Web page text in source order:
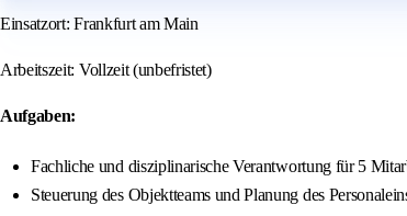
Einsatzort: Frankfurt am Main
Arbeitszeit: Vollzeit (unbefristet)
Aufgaben:
Fachliche und disziplinarische Verantwortung für 5
Steuerung des Objektteams und Planung des